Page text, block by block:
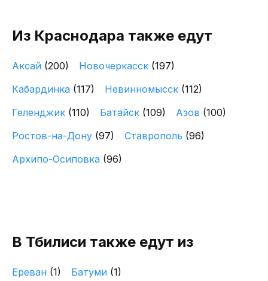
Из Краснодара также едут
Аксай (200) Новочеркасск (197)
Кабардинка (117) Невинномысск (112)
Геленджик (110) Батайск (109) Азов (100)
Ростов-на-Дону (97) Ставрополь (96)
Архипо-Осиповка (96)
В Тбилиси также едут из
Ереван (1) Батуми (1)